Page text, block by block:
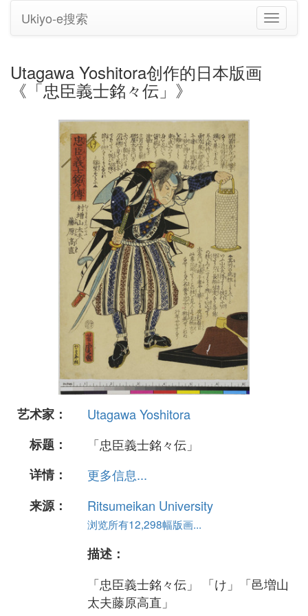
切
换
Ukiyo-e搜索
Utagawa Yoshitora创作的日本版画
《「忠臣義士銘々伝」》
艺术家：
Utagawa Yoshitora
标题：
「忠臣義士銘々伝」
详情：
更多信息...
来源：
Ritsumeikan University
浏览所有12,298幅版画...
描述：
「忠臣義士銘々伝」 「け」「邑増山
太夫藤原高直」